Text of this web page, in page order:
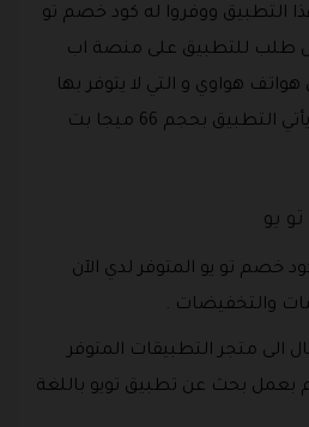
التطبيق ووفروا له كود خصم تو
طلب للتطبيق على منصة اب
هواوي و التي لا يتوفر بها
نظام تشغيل الاندرويد و يأتي التطبيق بحجم 66 ميجا بت
يو
خصم تو يو المتوفر لدي الآن
والتخفيضات .
الى متجر التطبيقات المتوفر
بعمل بحث عن تطبيق تويو باللغة